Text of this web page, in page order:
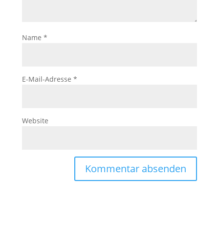
Name *
E-Mail-Adresse *
Website